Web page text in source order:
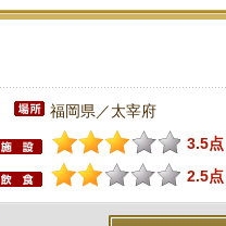
福岡県／太宰府
3.5点
2.5点